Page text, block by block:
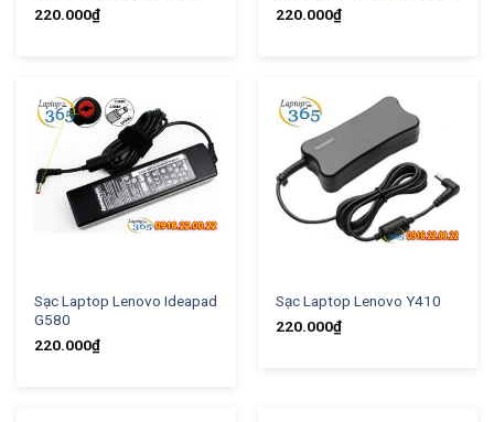
220.000₫
220.000₫
Sạc Laptop Lenovo Ideapad
G580
220.000₫
Sạc Laptop Lenovo Y410
220.000₫